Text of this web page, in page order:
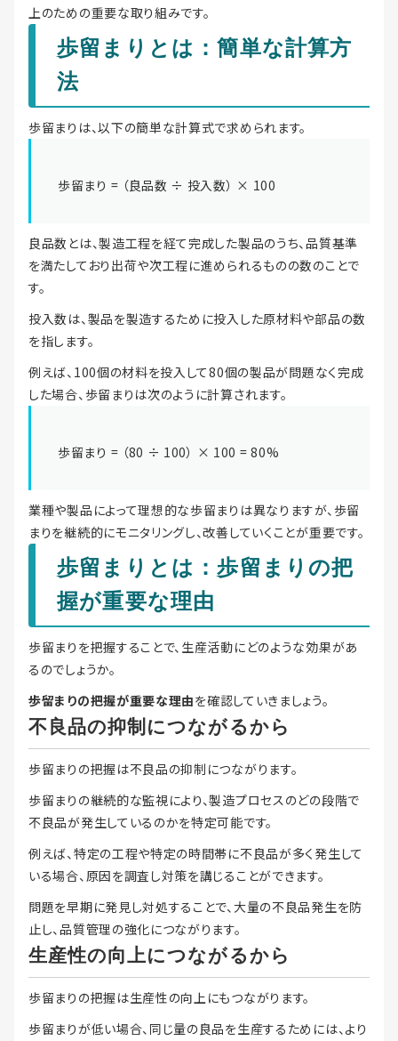
上のための重要な取り組みです。
歩留まりとは：簡単な計算方
法
歩留まりは、以下の簡単な計算式で求められます。
歩留まり = （良品数 ÷ 投入数） × 100
良品数とは、製造工程を経て完成した製品のうち、品質基準
を満たしており出荷や次工程に進められるものの数のことで
す。
投入数は、製品を製造するために投入した原材料や部品の数
を指します。
例えば、100個の材料を投入して80個の製品が問題なく完成
した場合、歩留まりは次のように計算されます。
歩留まり = （80 ÷ 100） × 100 = 80%
業種や製品によって理想的な歩留まりは異なりますが、歩留
まりを継続的にモニタリングし、改善していくことが重要です。
歩留まりとは：歩留まりの把
握が重要な理由
歩留まりを把握することで、生産活動にどのような効果があ
るのでしょうか。
歩留まりの把握が重要な理由を確認していきましょう。
不良品の抑制につながるから
歩留まりの把握は不良品の抑制につながります。
歩留まりの継続的な監視により、製造プロセスのどの段階で
不良品が発生しているのかを特定可能です。
例えば、特定の工程や特定の時間帯に不良品が多く発生して
いる場合、原因を調査し対策を講じることができます。
問題を早期に発見し対処することで、大量の不良品発生を防
止し、品質管理の強化につながります。
生産性の向上につながるから
歩留まりの把握は生産性の向上にもつながります。
歩留まりが低い場合、同じ量の良品を生産するためには、より